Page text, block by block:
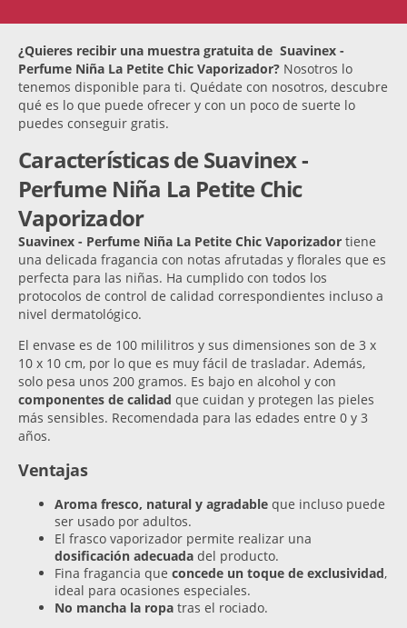
¿Quieres recibir una muestra gratuita de Suavinex -
Perfume Niña La Petite Chic Vaporizador? Nosotros lo
tenemos disponible para ti. Quédate con nosotros, descubre
qué es lo que puede ofrecer y con un poco de suerte lo
puedes conseguir gratis.
Características de Suavinex -
Perfume Niña La Petite Chic
Vaporizador
Suavinex - Perfume Niña La Petite Chic Vaporizador tiene
una delicada fragancia con notas afrutadas y florales que es
perfecta para las niñas. Ha cumplido con todos los
protocolos de control de calidad correspondientes incluso a
nivel dermatológico.
El envase es de 100 mililitros y sus dimensiones son de 3 x
10 x 10 cm, por lo que es muy fácil de trasladar. Además,
solo pesa unos 200 gramos. Es bajo en alcohol y con
componentes de calidad que cuidan y protegen las pieles
más sensibles. Recomendada para las edades entre 0 y 3
años.
Ventajas
Aroma fresco, natural y agradable que incluso puede
ser usado por adultos.
El frasco vaporizador permite realizar una
dosificación adecuada del producto.
Fina fragancia que concede un toque de exclusividad,
ideal para ocasiones especiales.
No mancha la ropa tras el rociado.